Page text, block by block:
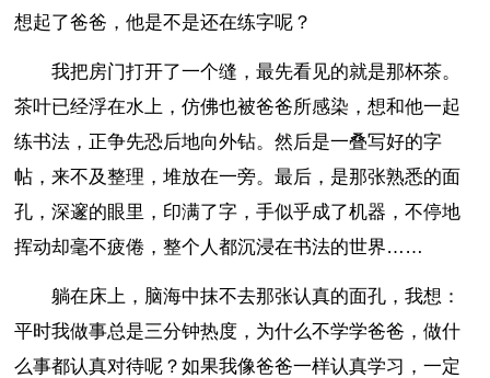
想起了爸爸，他是不是还在练字呢？
我把房门打开了一个缝，最先看见的就是那杯茶。
茶叶已经浮在水上，仿佛也被爸爸所感染，想和他一起
练书法，正争先恐后地向外钻。然后是一叠写好的字
帖，来不及整理，堆放在一旁。最后，是那张熟悉的面
孔，深邃的眼里，印满了字，手似乎成了机器，不停地
挥动却毫不疲倦，整个人都沉浸在书法的世界……
躺在床上，脑海中抹不去那张认真的面孔，我想：
平时我做事总是三分钟热度，为什么不学学爸爸，做什
么事都认真对待呢？如果我像爸爸一样认真学习，一定